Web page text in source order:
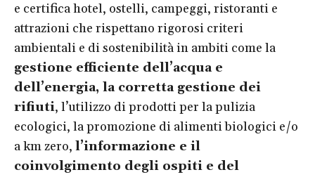
e certifica hotel, ostelli, campeggi, ristoranti e
attrazioni che rispettano rigorosi criteri
ambientali e di sostenibilità in ambiti come la
gestione efficiente dell’acqua e
dell’energia, la corretta gestione dei
rifiuti, l’utilizzo di prodotti per la pulizia
ecologici, la promozione di alimenti biologici e/o
a km zero, l’informazione e il
coinvolgimento degli ospiti e del